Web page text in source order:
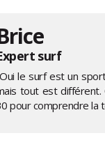
surf
le surf est un
tout est
pour comprendre la